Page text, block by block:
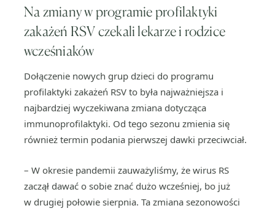
Na zmiany w programie profilaktyki
zakażeń RSV czekali lekarze i rodzice
wcześniaków
Dołączenie nowych grup dzieci do programu
profilaktyki zakażeń RSV to była najważniejsza i
najbardziej wyczekiwana zmiana dotycząca
immunoprofilaktyki. Od tego sezonu zmienia się
również termin podania pierwszej dawki przeciwciał.
– W okresie pandemii zauważyliśmy, że wirus RS
zaczął dawać o sobie znać dużo wcześniej, bo już
w drugiej połowie sierpnia. Ta zmiana sezonowości